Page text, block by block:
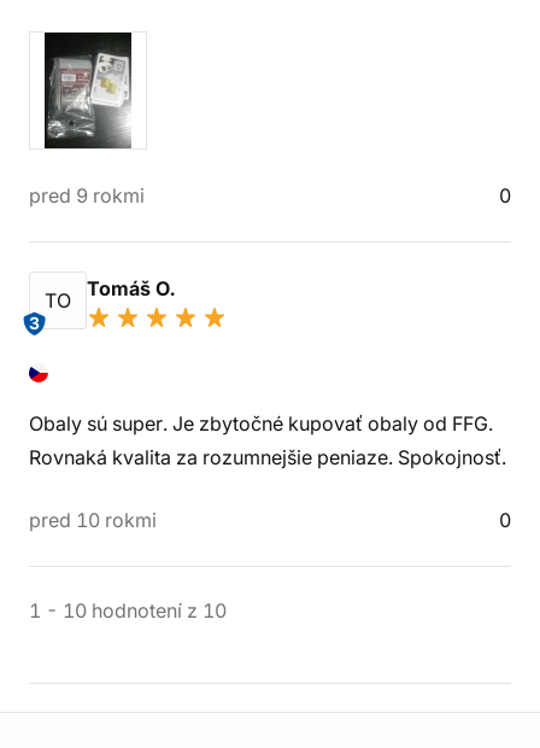
pred 9 rokmi 0
TO
3
Tomáš O.
Obaly sú super. Je zbytočné kupovať obaly od FFG.
Rovnaká kvalita za rozumnejšie peniaze. Spokojnosť.
pred 10 rokmi 0
1 - 10 hodnotení z 10